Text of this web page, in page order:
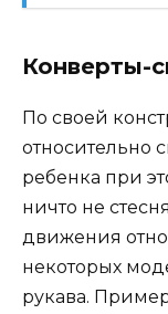
Конверты-
По своей
относительно
ребенка при
ничто не
движения
некоторых
рукава.